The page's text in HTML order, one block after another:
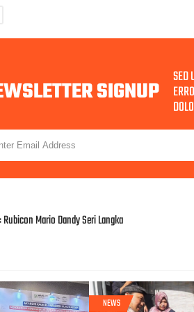
SIGNUP SED
Mario Dandy Seri Langka
NEWS